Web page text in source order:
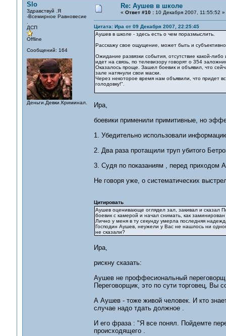
Slo
Здравствуй .Я
-Всемирное Равновесие
ДСП
Offline
Сообщений: 164
Деньги.Девки.Криминал.
Re: Аушев в школе
« Ответ #10 :10 Декабря 2007, 11:55:52 »
Цитата: Ира от 09 Декабря 2007, 22:25:45
Аушев в школе - здесь есть о чем поразмыслить.
Расскажу свое ощущение, может быть и
Ожидание развязки события, отсутствие какой-
идет на связь, по телевизору говорят о 354
Оказалось проще. Зашел боевик и объявил, что
зале натянули свои маски.
Через некоторое время нам объявили, что придет
голодовку!".
Ира,
боевики применили примитивные, но
1. Убедительно использовали
2. Два раза протащили труп убитого
3. Судя по показаниям , перед приходом
Не говоря уже, о систематических
Цитировать
Аушев оценивающе оглядел зал, закивал и сказал
боевик с камерой и начал снимать, как
Лично у меня в ту секунду умерла последняя
Господин Аушев, неужели у Вас не нашлось ни
не сказали?
Ира,
рискну сказать:
Аушев не проффесиональный
Переговорщик, это по сути торговец, Вы
А Аушев - тоже живой человек. И кто
случае надо тдать должное .
И его фраза : "Я все понял. Пойдемте
происходящего .